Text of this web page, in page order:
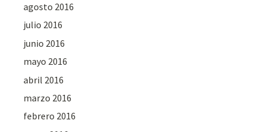
agosto 2016
julio 2016
junio 2016
mayo 2016
abril 2016
marzo 2016
febrero 2016